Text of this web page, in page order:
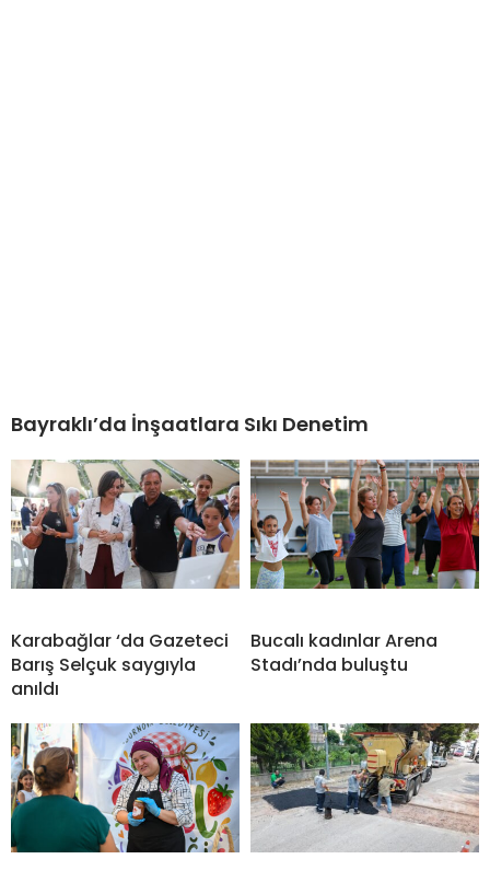
Bayraklı’da İnşaatlara Sıkı Denetim
Karabağlar ‘da Gazeteci
Barış Selçuk saygıyla
anıldı
Bucalı kadınlar Arena
Stadı’nda buluştu